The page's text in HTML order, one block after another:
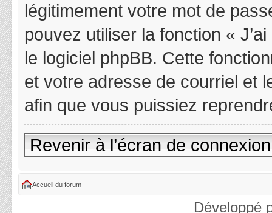
légitimement votre mot de
pouvez utiliser la fonction «
le logiciel phpBB. Cette
et votre adresse de courriel et
afin que vous puissiez
Revenir à l’écran de connexion
Accueil du forum
Développé